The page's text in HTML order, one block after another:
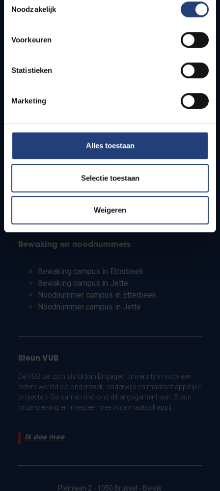
Noodzakelijk
Voorkeuren
Statistieken
Marketing
Alles toestaan
Selectie toestaan
Weigeren
Snel naar
Bereikbaarheid
Studenten
PhD-studenten
Leerkrachten en secundaire scholen
Bewaking en noodnummers
Bewaking campus in Etterbeek
Bewaking campus in Jette
Noodnummer campus in Etterbeek
Noodnummer campus in Jette
Steun VUB
De VUB zet zich als Urban Engaged University in voor een
betere wereld via onderzoek, onderwijs en maatschappelijke
projecten. Ga samen met ons dit engagement aan. Steun
onze werking en investeer mee in de maatschappij.
Ik doe mee
Pleinlaan 2 - 1050 Brussel - België